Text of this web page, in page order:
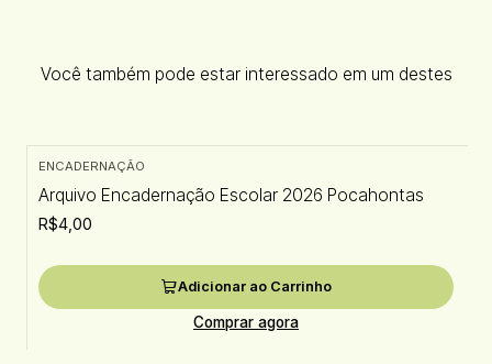
Você também pode estar interessado em um destes
ENCADERNAÇÃO
Arquivo Encadernação Escolar 2026 Pocahontas
R$4,00
Adicionar ao Carrinho
Comprar agora